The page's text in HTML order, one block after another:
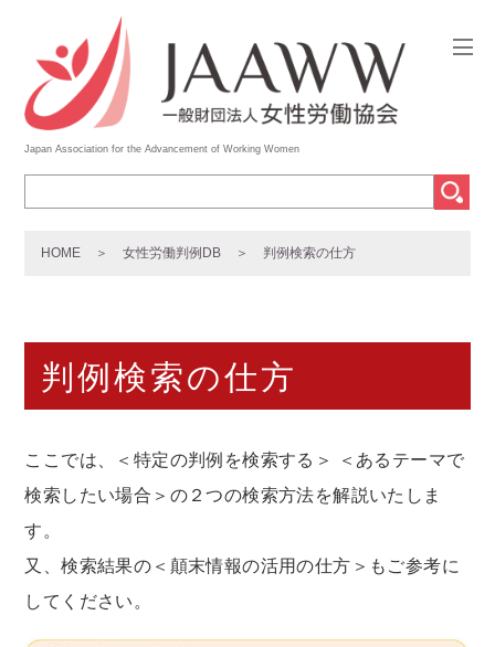
Japan Association for the Advancement of Working Women
HOME 女性労働判例DB 判例検索の仕方
判例検索の仕方
ここでは、＜特定の判例を検索する＞ ＜あるテーマで
検索したい場合＞の２つの検索方法を解説いたしま
す。
又、検索結果の＜顛末情報の活用の仕方＞もご参考に
してください。